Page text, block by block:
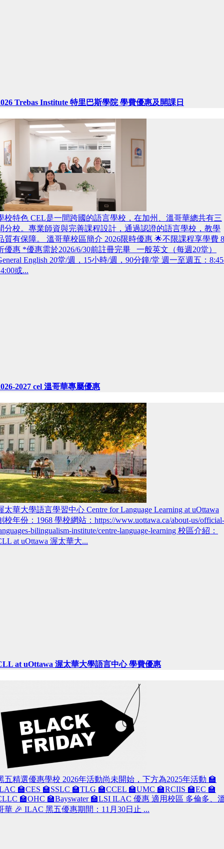
Trebas Institute 特里巴斯學院 學費優惠及開課日
校特色 CEL是一間跨國的語言學校，在加州、溫哥華總共有三
分校。專業師資與完善課程設計，通過認證的語言學校，教學
質有保障。 溫哥華校區簡介 2026限時優惠 🌟不限課程享學費 8
優惠 *優惠需於2026/6/30前註冊完畢 一般英文（每週20堂）
English 20堂/週，15小時/週，90分鐘/堂 週一至週五：
或...
2027 cel 溫哥華專屬優惠
太華大學語言學習中心 Centre for Language Learning at uOttawa
校年份：1968 學校網站：https://www.uottawa.ca/about-us/official-
bilingualism-institute/centre-language-learning 校區介紹：
at uOttawa 渥太華大...
at uOttawa 渥太華大學語言中心 學費優惠
五精選優惠學校 2026年活動尚未開始，下方為2025年活動 🏫
🏫CES 🏫SSLC 🏫TLG 🏫CCEL 🏫UMC 🏫RCIIS 🏫EC 🏫
🏫OHC 🏫Bayswater 🏫LSI ILAC 優惠 適用校區 多倫多、
華 🎉 ILAC 黑五優惠期間：11月30日止 ...